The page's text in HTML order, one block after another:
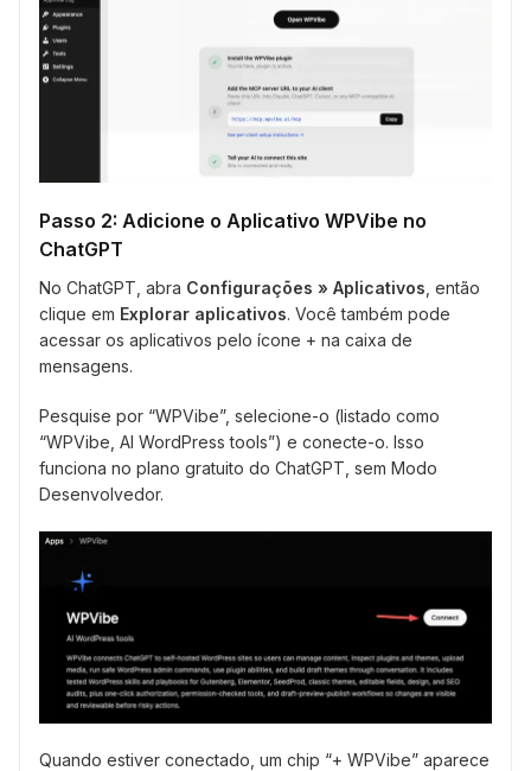
Passo 2: Adicione o Aplicativo WPVibe no
ChatGPT
No ChatGPT, abra Configurações » Aplicativos , então
clique em Explorar aplicativos. Você também pode
acessar os aplicativos pelo ícone + na caixa de
mensagens.
Pesquise por “WPVibe”, selecione-o (listado como
“WPVibe, AI WordPress tools”) e conecte-o. Isso
funciona no plano gratuito do ChatGPT, sem Modo
Desenvolvedor.
Quando estiver conectado, um chip “+ WPVibe” aparece